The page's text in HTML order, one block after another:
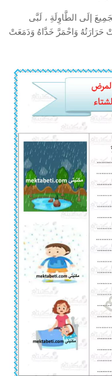
إلَى الطَّاوِلَةِ ، لَبَّى
حَرَارَتُهُ وَاحْمَرَّ خَدَّاهُ وَدَمَعَتْ